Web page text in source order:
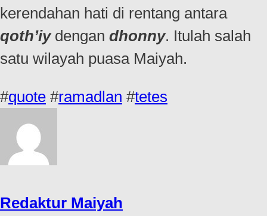
kerendahan hati di rentang antara
qoth’iydengan dhonny. Itulah salah
satu wilayah puasa Maiyah.
#quote #ramadlan #tetes
Redaktur Maiyah